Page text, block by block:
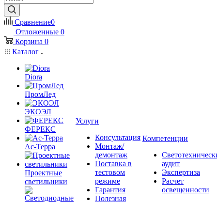
Сравнение0
Отложенные 0
Корзина 0
Каталог
Diora
ПромЛед
ЭКОЭЛ
ФЕРЕКС
Ас-Терра
Проектные
светильники
Услуги
Консультация
Монтаж/
демонтаж
Поставка в
тестовом
режиме
Гарантия
Полезная
Компетенции
аудит
Экспертиза
Расчет
освещенности